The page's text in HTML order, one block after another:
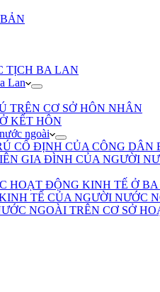
TỊCH BA LAN
Lan
TRÊN CƠ SỞ HÔN NHÂN
KẾT HÔN
ngoài
CỐ ĐỊNH CỦA CÔNG DÂN
GIA ĐÌNH CỦA NGƯỜI
HOẠT ĐỘNG KINH TẾ Ở
TẾ CỦA NGƯỜI NƯỚC
NGOÀI TRÊN CƠ SỞ